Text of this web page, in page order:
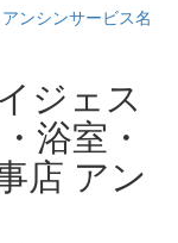
アンシンサービス名
ジェス
浴室・
店 アン